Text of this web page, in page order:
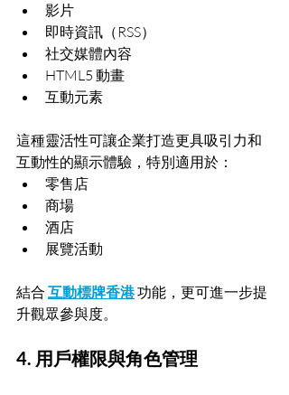
影片
即時資訊（RSS）
社交媒體內容
HTML5 動畫
互動元素
這種靈活性可讓企業打造更具吸引力和
互動性的顯示體驗，特別適用於：
零售店
商場
酒店
展覽活動
結合 互動標牌香港 功能，更可進一步提
升觀眾參與度。
4. 用戶權限與角色管理